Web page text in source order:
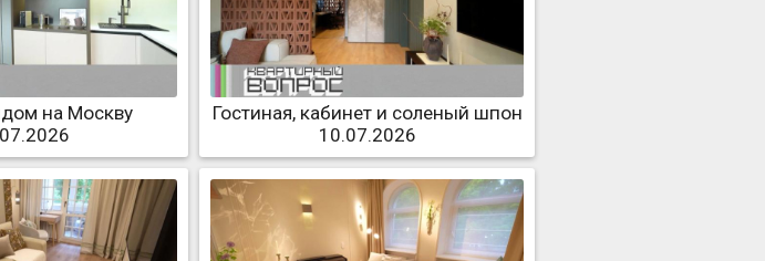
на Москву
Гостиная, кабинет и соленый шпон
10.07.2026